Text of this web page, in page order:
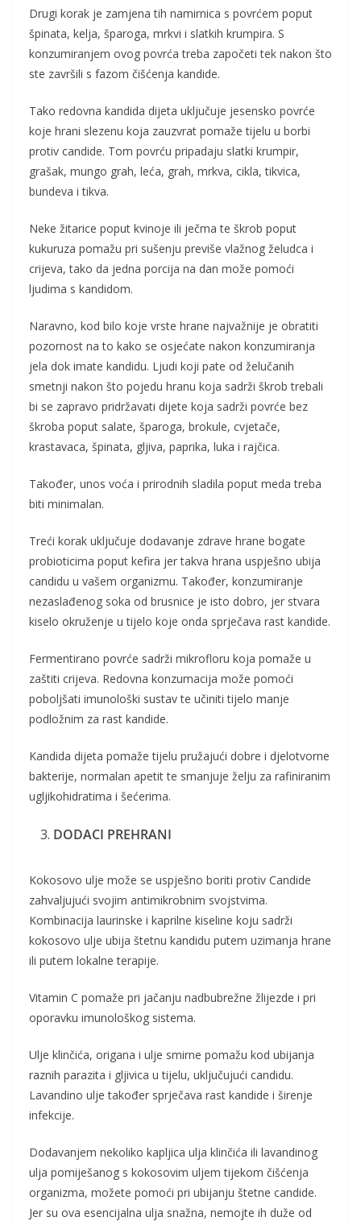
Drugi korak je zamjena tih namirnica s povrćem poput
špinata, kelja, šparoga, mrkvi i slatkih krumpira. S
konzumiranjem ovog povrća treba započeti tek nakon što
ste završili s fazom čišćenja kandide.
Tako redovna kandida dijeta uključuje jesensko povrće
koje hrani slezenu koja zauzvrat pomaže tijelu u borbi
protiv candide. Tom povrću pripadaju slatki krumpir,
grašak, mungo grah, leća, grah, mrkva, cikla, tikvica,
bundeva i tikva.
Neke žitarice poput kvinoje ili ječma te škrob poput
kukuruza pomažu pri sušenju previše vlažnog želudca i
crijeva, tako da jedna porcija na dan može pomoći
ljudima s kandidom.
Naravno, kod bilo koje vrste hrane najvažnije je obratiti
pozornost na to kako se osjećate nakon konzumiranja
jela dok imate kandidu. Ljudi koji pate od želučanih
smetnji nakon što pojedu hranu koja sadrži škrob trebali
bi se zapravo pridržavati dijete koja sadrži povrće bez
škroba poput salate, šparoga, brokule, cvjetače,
krastavaca, špinata, gljiva, paprika, luka i rajčica.
Također, unos voća i prirodnih sladila poput meda treba
biti minimalan.
Treći korak uključuje dodavanje zdrave hrane bogate
probioticima poput kefira jer takva hrana uspješno ubija
candidu u vašem organizmu. Također, konzumiranje
nezaslađenog soka od brusnice je isto dobro, jer stvara
kiselo okruženje u tijelo koje onda sprječava rast kandide.
Fermentirano povrće sadrži mikrofloru koja pomaže u
zaštiti crijeva. Redovna konzumacija može pomoći
poboljšati imunološki sustav te učiniti tijelo manje
podložnim za rast kandide.
Kandida dijeta pomaže tijelu pružajući dobre i djelotvorne
bakterije, normalan apetit te smanjuje želju za rafiniranim
ugljikohidratima i šećerima.
DODACI PREHRANI
Kokosovo ulje može se uspješno boriti protiv Candide
zahvaljujući svojim antimikrobnim svojstvima.
Kombinacija laurinske i kaprilne kiseline koju sadrži
kokosovo ulje ubija štetnu kandidu putem uzimanja hrane
ili putem lokalne terapije.
Vitamin C pomaže pri jačanju nadbubrežne žlijezde i pri
oporavku imunološkog sistema.
Ulje klinčića, origana i ulje smirne pomažu kod ubijanja
raznih parazita i gljivica u tijelu, uključujući candidu.
Lavandino ulje također sprječava rast kandide i širenje
infekcije.
Dodavanjem nekoliko kapljica ulja klinčića ili lavandinog
ulja pomiješanog s kokosovim uljem tijekom čišćenja
organizma, možete pomoći pri ubijanju štetne candide.
Jer su ova esencijalna ulja snažna, nemojte ih duže od